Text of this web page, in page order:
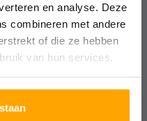
en analyse. Deze
combineren met andere
of die ze hebben
van hun services.